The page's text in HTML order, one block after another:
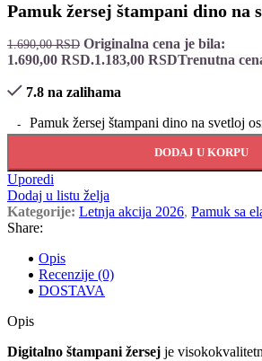
Pamuk žersej štampani dino na
1.690,00RSD Originalna cena je bila:
1.690,00 RSD.1.183,00 RSDTrenutna
7.8 na zalihama
Pamuk žersej štampani dino na svetloj
DODAJ U KORPU
Uporedi
Dodaj u listu želja
Kategorije: Letnja akcija 2026, Pamuk sa
Share:
Opis
Recenzije (0)
DOSTAVA
Opis
Digitalno štampani žersej je